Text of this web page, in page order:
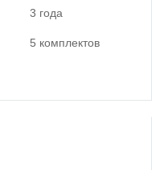
3 года
5 комплектов